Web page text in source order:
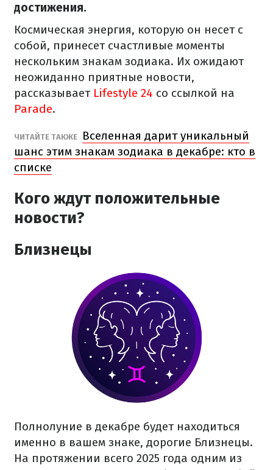
достижения.
Космическая энергия, которую он несет с
собой, принесет счастливые моменты
нескольким знакам зодиака. Их ожидают
неожиданно приятные новости,
рассказывает Lifestyle 24 со ссылкой на
Parade.
ЧИТАЙТЕ ТАКЖЕ
Вселенная дарит уникальный
шанс этим знакам зодиака в декабре: кто в
списке
Кого ждут положительные
новости?
Близнецы
Полнолуние в декабре будет находиться
именно в вашем знаке, дорогие Близнецы.
На протяжении всего 2025 года одним из